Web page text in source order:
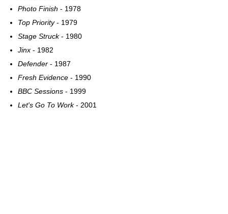
Photo Finish - 1978
Top Priority- 1979
Stage Struck- 1980
Jinx - 1982
Defender - 1987
Fresh Evidence - 1990
BBC Sessions - 1999
Let's Go To Work- 2001